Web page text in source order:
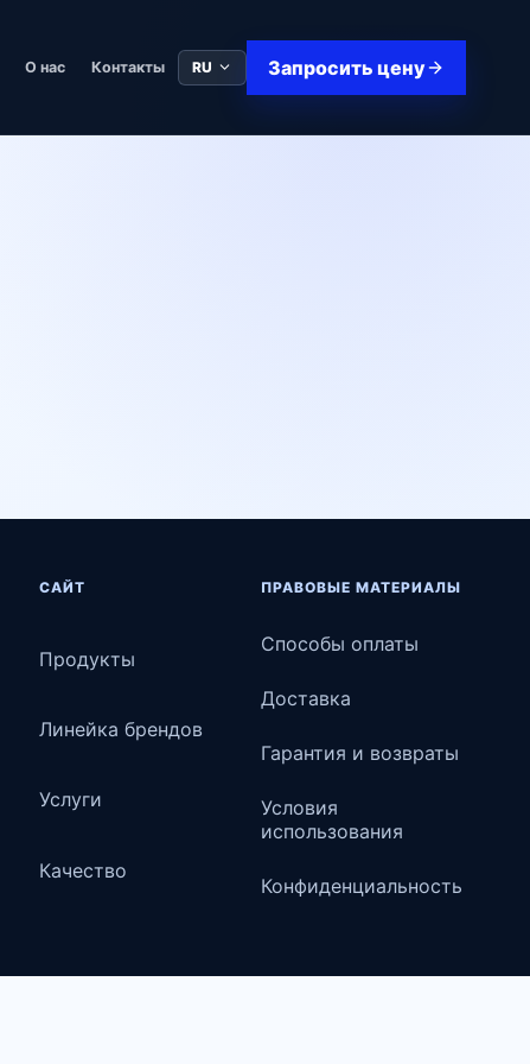
О нас Контакты RU Запросить цену
САЙТ
Продукты
Линейка брендов
Услуги
Качество
ПРАВОВЫЕ МАТЕРИАЛЫ
Способы оплаты
Доставка
Гарантия и возвраты
Условия
использования
Конфиденциальность